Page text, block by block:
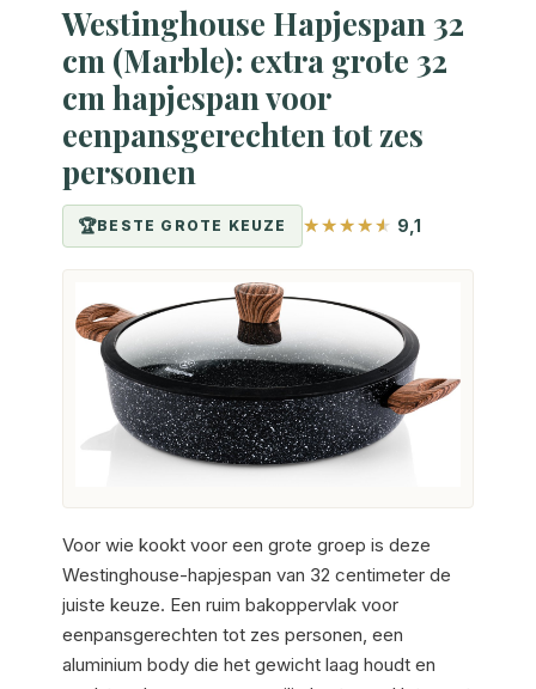
Westinghouse Hapjespan 32
cm (Marble): extra grote 32
cm hapjespan voor
eenpansgerechten tot zes
personen
BESTE GROTE KEUZE 9,1
Voor wie kookt voor een grote groep is deze
Westinghouse-hapjespan van 32 centimeter de
juiste keuze. Een ruim bakoppervlak voor
eenpansgerechten tot zes personen, een
aluminium body die het gewicht laag houdt en